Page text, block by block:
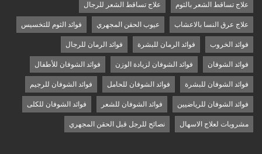
علاج تساقط الشعر بالثوم علاج تساقط الشعر للرجال
علاج عرق النسا بالاعشاب عيوب الحقن المجهري فوائد الثوم للتخسيس
فوائد الخروب فوائد الرمان للبشرة فوائد الرمان للرجال
فوائد الشوفان فوائد الشوفان لزيادة الوزن فوائد الشوفان للأطفال
فوائد الشوفان للبشرة فوائد الشوفان للحامل فوائد الشوفان للرجيم
فوائد الشوفان للرياضيين فوائد الشوفان للشعر فوائد الشوفان للكلى
مشروبات لعلاج الاسهال نصائح للرجل قبل الحقن المجهري